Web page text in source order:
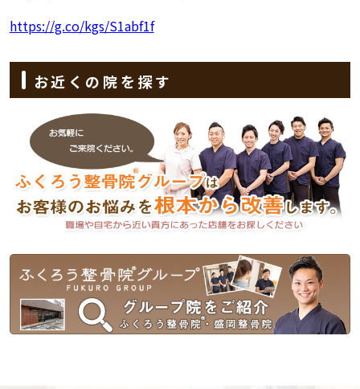
https://g.co/kgs/S1abf1f
お近くの院を探す